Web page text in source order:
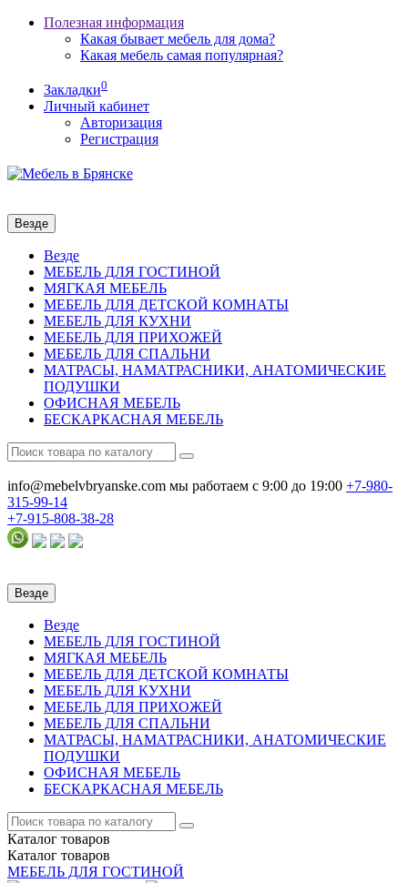
Полезная информация
Какая бывает мебель для дома?
Какая мебель самая популярная?
Закладки0
Личный кабинет
Авторизация
Регистрация
Везде
Везде
МЕБЕЛЬ ДЛЯ ГОСТИНОЙ
МЯГКАЯ МЕБЕЛЬ
МЕБЕЛЬ ДЛЯ ДЕТСКОЙ КОМНАТЫ
МЕБЕЛЬ ДЛЯ КУХНИ
МЕБЕЛЬ ДЛЯ ПРИХОЖЕЙ
МЕБЕЛЬ ДЛЯ СПАЛЬНИ
МАТРАСЫ, НАМАТРАСНИКИ, АНАТОМИЧЕСКИЕ
ПОДУШКИ
ОФИСНАЯ МЕБЕЛЬ
БЕСКАРКАСНАЯ МЕБЕЛЬ
info@mebelvbryanske.com мы работаем с 9:00 до 19:00 +7-980-
315-99-14
+7-915-808-38-28
Везде
Везде
МЕБЕЛЬ ДЛЯ ГОСТИНОЙ
МЯГКАЯ МЕБЕЛЬ
МЕБЕЛЬ ДЛЯ ДЕТСКОЙ КОМНАТЫ
МЕБЕЛЬ ДЛЯ КУХНИ
МЕБЕЛЬ ДЛЯ ПРИХОЖЕЙ
МЕБЕЛЬ ДЛЯ СПАЛЬНИ
МАТРАСЫ, НАМАТРАСНИКИ, АНАТОМИЧЕСКИЕ
ПОДУШКИ
ОФИСНАЯ МЕБЕЛЬ
БЕСКАРКАСНАЯ МЕБЕЛЬ
Каталог товаров
Каталог товаров
МЕБЕЛЬ ДЛЯ ГОСТИНОЙ